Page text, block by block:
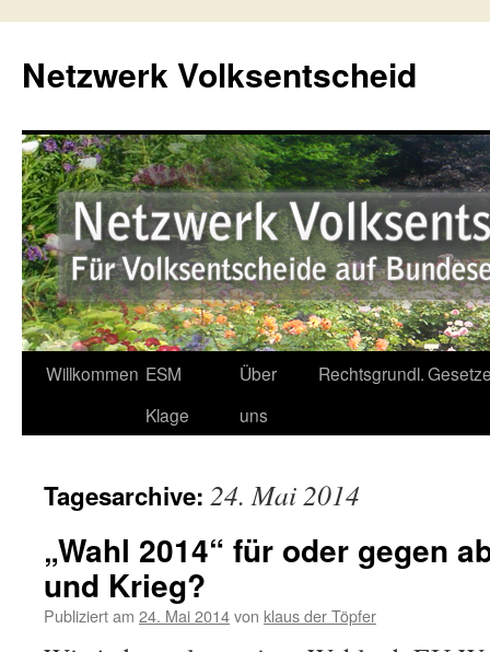
Netzwerk Volksentscheid
Springe
Willkommen ESM
Klage
Über
uns
Rechtsgrundl.
Tagesarchive: 24. Mai 2014
„Wahl 2014“ für oder gegen
und Krieg?
Publiziert am 24. Mai 2014von klaus der Töpfer